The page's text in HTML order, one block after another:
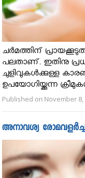
ചര്‍മത്തിന്
പലതാണ്. ഇതിനു
ചുളിവുകള്‍ക്കുള്ള
ഉപയോഗിയ്ക്കുന്ന
Published on November 8,
അനാവശ്യ